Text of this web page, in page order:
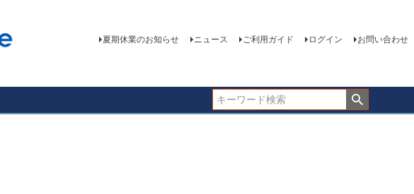
夏期休業のお知らせ ニュース ご利用ガイド ログイン お問い合わせ